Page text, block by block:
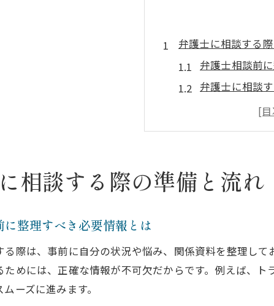
弁護士に相談する
弁護士相談前
弁護士に相談
事前準備が弁
弁護士相談で
費用の不安を解消す
弁護士費用の
費用が不安な
弁護士への費
相談する際の準備と流れ
に整理すべき必要情報とは
る際は、事前に自分の状況や悩み、関係資料を整理し
ためには、正確な情報が不可欠だからです。例えば、
ーズに進みます。